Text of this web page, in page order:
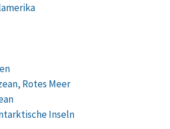
Rotes Meer
Inseln